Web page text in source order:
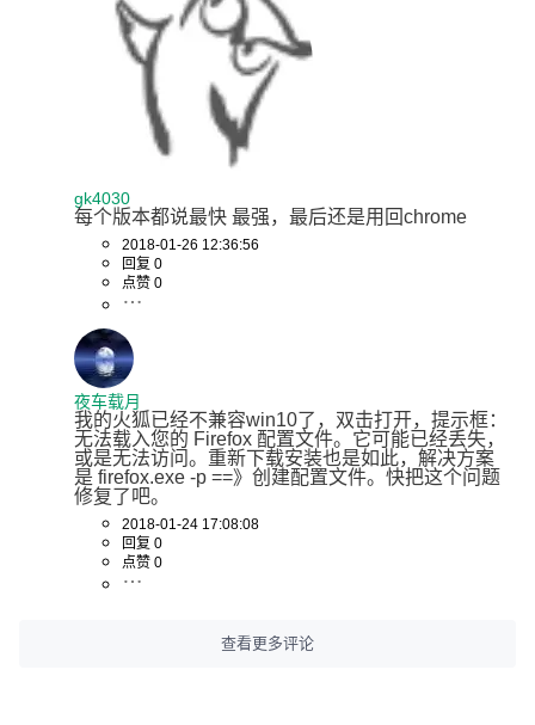
gk4030
每个版本都说最快 最强，最后还是用回chrome
2018-01-26 12:36:56
回复 0
点赞 0
夜车载月
我的火狐已经不兼容win10了，双击打开，提示框：
无法载入您的 Firefox 配置文件。它可能已经丢失，
或是无法访问。重新下载安装也是如此，解决方案
是 firefox.exe -p ==》创建配置文件。快把这个问题
修复了吧。
2018-01-24 17:08:08
回复 0
点赞 0
查看更多评论